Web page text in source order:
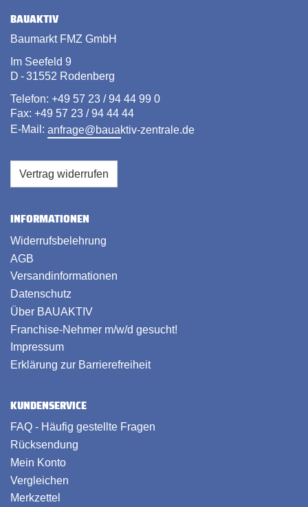
BAUAKTIV
Baumarkt FMZ GmbH
Im Seefeld 9
D - 31552 Rodenberg
Telefon: +49 57 23 / 94 44 99 0
Fax: +49 57 23 / 94 44 44
E-Mail: anfrage@bauaktiv-zentrale.de
Vertrag widerrufen
INFORMATIONEN
Widerrufsbelehrung
AGB
Versandinformationen
Datenschutz
Über BAUAKTIV
Franchise-Nehmer m/w/d gesucht!
Impressum
Erklärung zur Barrierefreiheit
KUNDENSERVICE
FAQ - Häufig gestellte Fragen
Rücksendung
Mein Konto
Vergleichen
Merkzettel